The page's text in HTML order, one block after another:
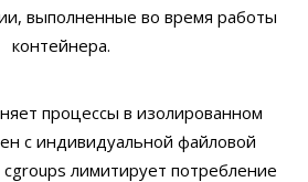
выполненные во время работы
контейнера.
процессы в изолированном
с индивидуальной файловой
лимитирует потребление